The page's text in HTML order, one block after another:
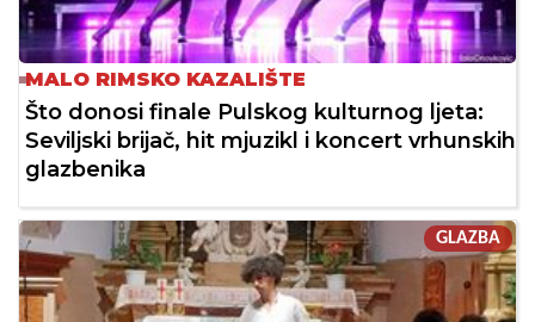
MALO RIMSKO KAZALIŠTE
Što donosi finale Pulskog kulturnog ljeta:
Seviljski brijač, hit mjuzikl i koncert vrhunskih
glazbenika
GLAZBA